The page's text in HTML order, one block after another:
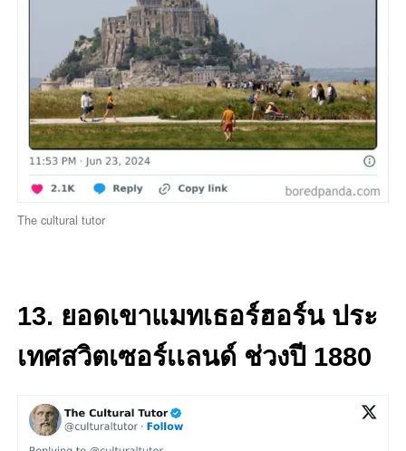
The cultural tutor
13. ยอดเขาแมทเธอร์ฮอร์น ประ
เทศสวิตเซอร์เเลนด์ ช่วงปี 1880